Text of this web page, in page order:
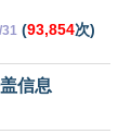
(93,854次)
信息